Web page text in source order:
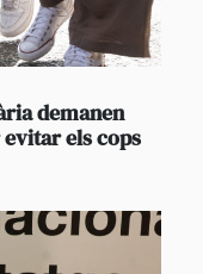
demanen
els cops